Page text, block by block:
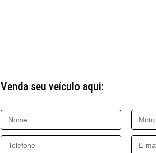
Venda seu veículo aqui: